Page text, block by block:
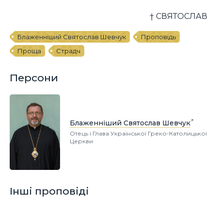
† СВЯТОСЛАВ
Блаженніший Святослав Шевчук
Проповідь
Проща
Страдч
Персони
Блаженніший Святослав Шевчук
Отець і Глава Української Греко-Католицької
Церкви
Інші проповіді